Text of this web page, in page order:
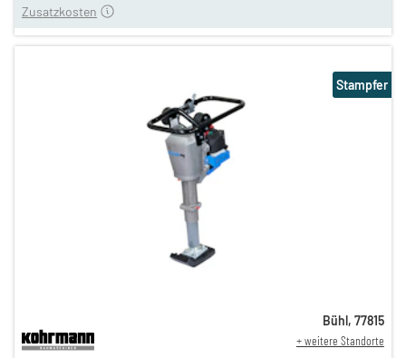
Zusatzkosten
Stampfer
Bühl, 77815
+ weitere Standorte